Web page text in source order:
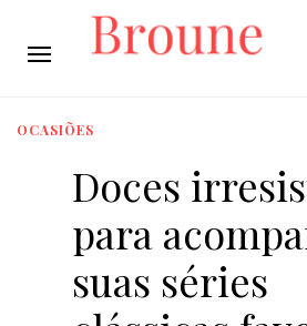
OCASIÕES
Doces
para
suas séries